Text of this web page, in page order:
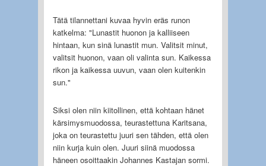
Tätä tilannettani kuvaa hyvin eräs runon
katkelma: "Lunastit huonon ja kalliiseen
hintaan, kun sinä lunastit mun. Valitsit minut,
valitsit huonon, vaan oli valinta sun. Kaikessa
rikon ja kaikessa uuvun, vaan olen kuitenkin
sun."
Siksi olen niin kiitollinen, että kohtaan hänet
kärsimysmuodossa, teurastettuna Karitsana,
joka on teurastettu juuri sen tähden, että olen
niin kurja kuin olen. Juuri siinä muodossa
häneen osoittaakin Johannes Kastajan sormi.